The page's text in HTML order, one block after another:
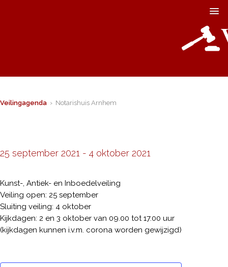
Veilingagenda › Notarishuis Arnhem
25 september 2021 - 4 oktober 2021
Kunst-, Antiek- en Inboedelveiling
Veiling open: 25 september
Sluiting veiling: 4 oktober
Kijkdagen: 2 en 3 oktober van 09.00 tot 17.00 uur
(kijkdagen kunnen i.v.m. corona worden gewijzigd)